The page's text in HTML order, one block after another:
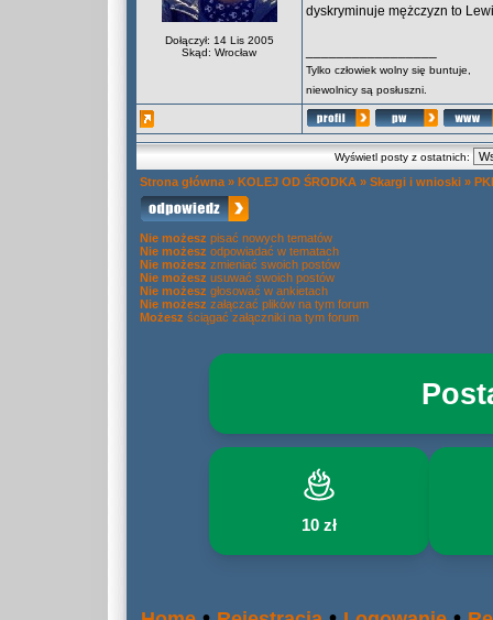
Dołączył: 14 Lis 2005
Skąd: Wrocław
dyskryminuje mężczyzn to
Tylko człowiek wolny się buntuje,
niewolnicy są posłuszni.
Wyświetl posty z ostatnich:
Strona główna » KOLEJ OD ŚRODKA » Skargi i wnioski »
Nie możesz pisać nowych tematów
Nie możesz odpowiadać w tematach
Nie możesz zmieniać swoich postów
Nie możesz usuwać swoich postów
Nie możesz głosować w ankietach
Nie możesz załączać plików na tym forum
Możesz ściągać załączniki na tym forum
10 zł